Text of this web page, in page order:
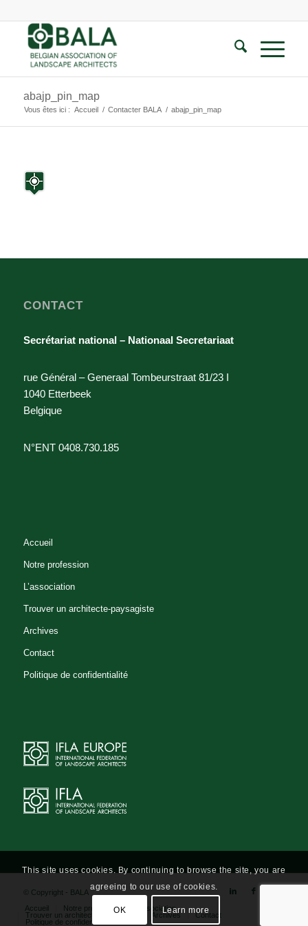
abajp_pin_map
Vous êtes ici : Accueil / Contacter BALA / abajp_pin_map
CONTACT
Secrétariat national – Nationaal Secretariaat
rue Général – Generaal Tombeurstraat 81/23 I
1040 Etterbeek
Belgique
N°ENT 0408.730.185
Accueil
Notre profession
L’association
Trouver un architecte-paysagiste
Archives
Contact
Politique de confidentialité
© Copyright - BALA
Accueil
Notre profession
L’association
Trouver un architecte-paysagiste
Archives
Contact
Politique de confidentialité
This site uses cookies. By continuing to browse the site, you are
agreeing to our use of cookies.
OK Learn more